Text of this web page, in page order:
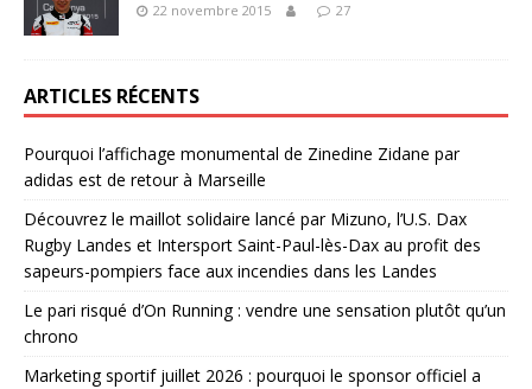
22 novembre 2015 27
ARTICLES RÉCENTS
Pourquoi l’affichage monumental de Zinedine Zidane par
adidas est de retour à Marseille
Découvrez le maillot solidaire lancé par Mizuno, l’U.S. Dax
Rugby Landes et Intersport Saint-Paul-lès-Dax au profit des
sapeurs-pompiers face aux incendies dans les Landes
Le pari risqué d’On Running : vendre une sensation plutôt qu’un
chrono
Marketing sportif juillet 2026 : pourquoi le sponsor officiel a